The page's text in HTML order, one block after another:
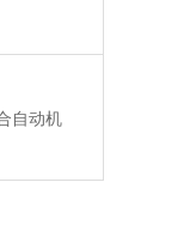
自动机